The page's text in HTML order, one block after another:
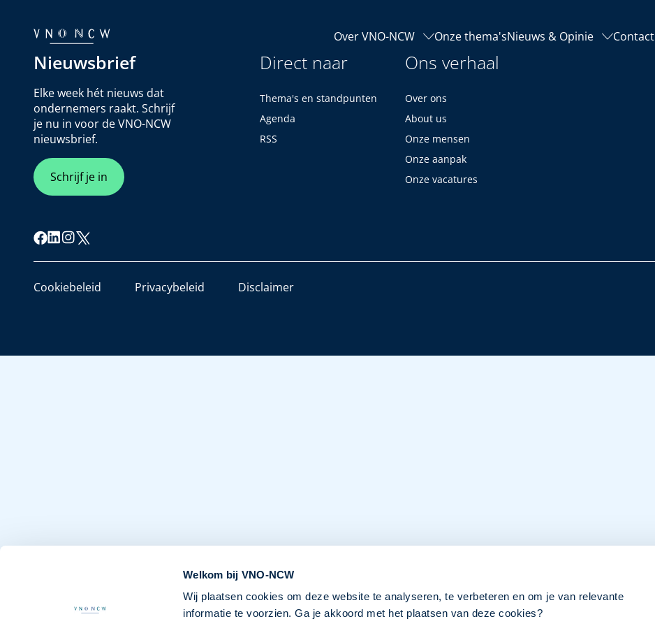
Welkom bij VNO-NCW
Wij plaatsen cookies om deze website te analyseren, te verbeteren en om je van relevante
informatie te voorzien. Ga je akkoord met het plaatsen van deze cookies?
Over VNO-NCW Onze thema'sNieuws & Opinie Contact
Nieuwsbrief
Elke week hét nieuws dat
ondernemers raakt. Schrijf
je nu in voor de VNO-NCW
nieuwsbrief.
Schrijf je in
Direct naar
Thema's en standpunten
Agenda
RSS
Ons verhaal
Over ons
About us
Onze mensen
Onze aanpak
Onze vacatures
Cookiebeleid Privacybeleid Disclaimer